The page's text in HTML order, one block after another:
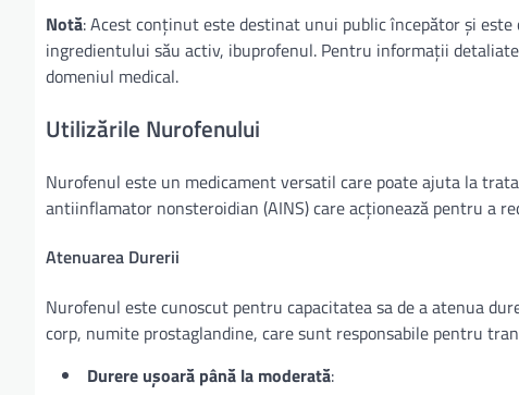
Notă: Acest conținut este destinat unui public începător și
ingredientului său activ, ibuprofenul. Pentru informații
domeniul medical.
Utilizările Nurofenului
Nurofenul este un medicament versatil care poate ajuta la
antiinflamator nonsteroidian (AINS) care acționează pentru a
Atenuarea Durerii
Nurofenul este cunoscut pentru capacitatea sa de a atenua
corp, numite prostaglandine, care sunt responsabile pentru
Durere ușoară până la moderată: